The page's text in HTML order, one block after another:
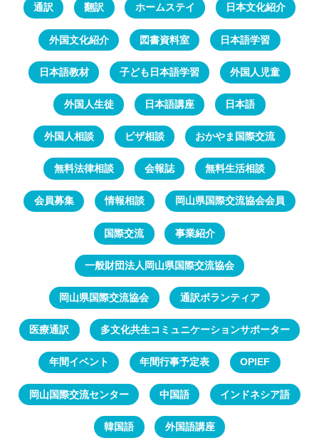
通訳 翻訳 ホームステイ 日本文化紹介
外国文化紹介 図書資料室 日本語学習
日本語教材 子ども日本語学習 外国人児童
外国人生徒 日本語講座 日本語
外国人相談 ビザ相談 おかやま国際交流
無料法律相談 会報誌 無料生活相談
会員募集 情報相談 岡山県国際交流協会会員
国際交流 事業紹介
一般財団法人岡山県国際交流協会
岡山県国際交流協会 通訳ボランティア
医療通訳 多文化共生コミュニケーションサポーター
年間イベント 年間行事予定表 OPIEF
岡山国際交流センター 中国語 インドネシア語
韓国語 外国語講座